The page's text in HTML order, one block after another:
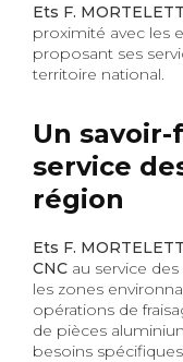
Ets F.
proximité avec les
proposant ses
territoire national.
Un
service
région
Ets F.
CNC au service
les zones
opérations de
de pièces
besoins